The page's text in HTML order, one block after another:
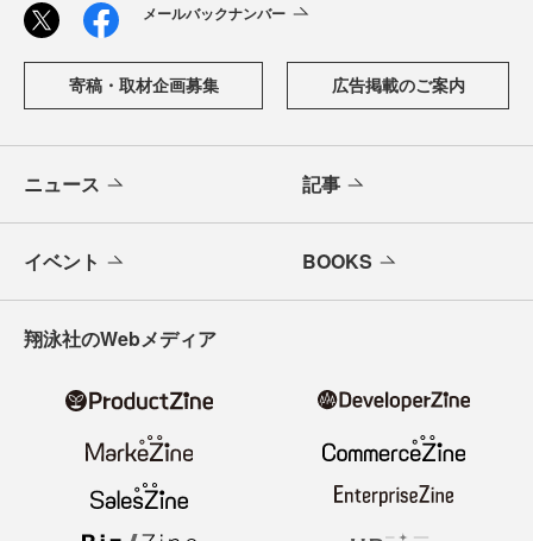
メールバックナンバー
寄稿・取材企画募集 広告掲載のご案内
ニュース 記事
イベント BOOKS
翔泳社のWebメディア